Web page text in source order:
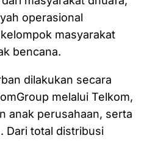
operasional
masyarakat
bencana.
dilakukan secara
melalui Telkom,
anak perusahaan, serta
Dari total distribusi